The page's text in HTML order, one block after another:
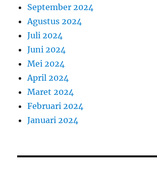
September 2024
Agustus 2024
Juli 2024
Juni 2024
Mei 2024
April 2024
Maret 2024
Februari 2024
Januari 2024